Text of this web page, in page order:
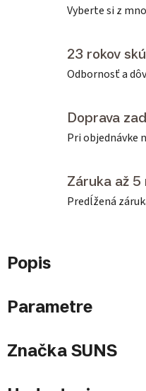
Vyberte si z
23 rokov
Odbornosť a
Doprava
Pri objednávke
Záruka až 5
Predĺžená
Popis
Parametre
Značka SUNS